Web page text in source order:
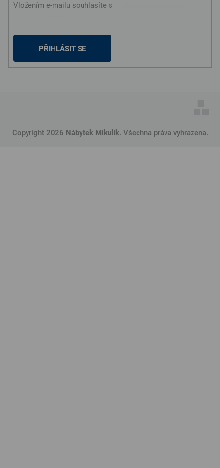
Vložením e-mailu souhlasíte s
PŘIHLÁSIT SE
Copyright 2026 Nábytek Mikulík. Všechna práva vyhrazena.